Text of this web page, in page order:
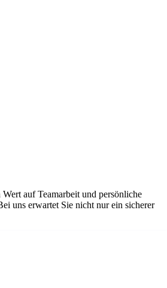
auf Teamarbeit und persönliche
uns erwartet Sie nicht nur ein sicherer